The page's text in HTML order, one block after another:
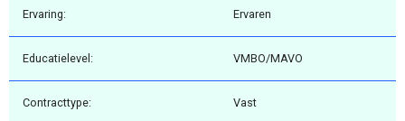
Ervaring: Ervaren
Educatielevel: VMBO/MAVO
Contracttype: Vast